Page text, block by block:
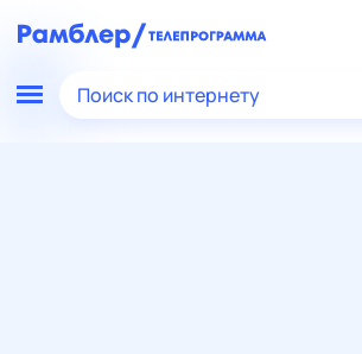
Поиск по интернету